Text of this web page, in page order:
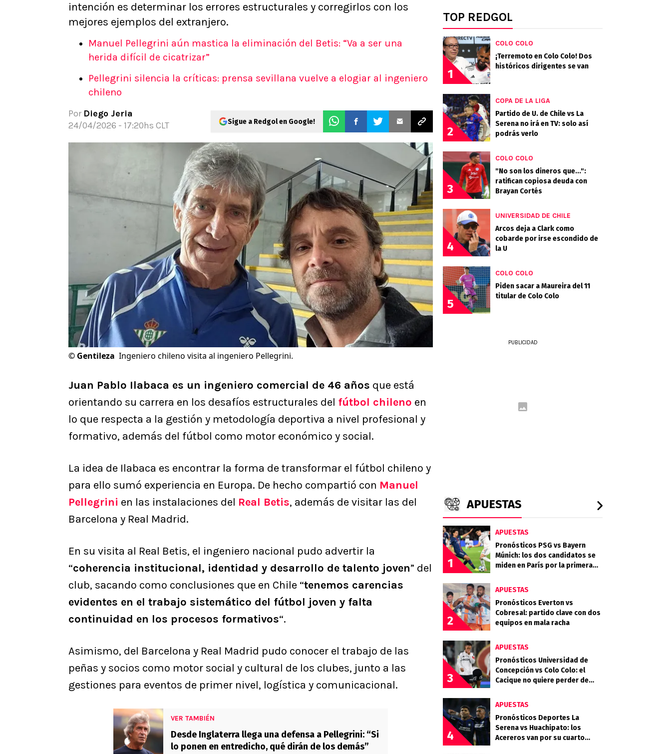
Apuesta del día
Apuestas Mundial 2026
intención es determinar los errores estructurales y corregirlos con los
mejores ejemplos del extranjero.
Manuel Pellegrini aún mastica la eliminación del Betis: “Va a ser una
herida difícil de cicatrizar”
Pellegrini silencia la críticas: prensa sevillana vuelve a elogiar al ingeniero
chileno
Por Diego Jeria
24/04/2026 - 17:20hs CLT
Sigue a Redgol en Google!
© Gentileza Ingeniero chileno visita al ingeniero Pellegrini.
Juan Pablo Ilabaca es un ingeniero comercial de 46 años que está
orientando su carrera en los desafíos estructurales del fútbol chileno en
lo que respecta a la gestión y metodología deportiva a nivel profesional y
formativo, además del fútbol como motor económico y social.
La idea de Ilabaca es encontrar la forma de transformar el fútbol chileno y
para ello sumó experiencia en Europa. De hecho compartió con Manuel
Pellegrini en las instalaciones del Real Betis, además de visitar las del
Barcelona y Real Madrid.
En su visita al Real Betis, el ingeniero nacional pudo advertir la
“coherencia institucional, identidad y desarrollo de talento joven” del
club, sacando como conclusiones que en Chile “tenemos carencias
evidentes en el trabajo sistemático del fútbol joven y falta
continuidad en los procesos formativos“.
Asimismo, del Barcelona y Real Madrid pudo conocer el trabajo de las
peñas y socios como motor social y cultural de los clubes, junto a las
gestiones para eventos de primer nivel, logística y comunicacional.
VER TAMBIÉN
Desde Inglaterra llega una defensa a Pellegrini: “Si
lo ponen en entredicho, qué dirán de los demás”
TOP REDGOL
1
COLO COLO
¡Terremoto en Colo Colo! Dos
históricos dirigentes se van
2
COPA DE LA LIGA
Partido de U. de Chile vs La
Serena no irá en TV: solo así
podrás verlo
3
COLO COLO
"No son los dineros que...":
ratifican copiosa deuda con
Brayan Cortés
4
UNIVERSIDAD DE CHILE
Arcos deja a Clark como
cobarde por irse escondido de
la U
5
COLO COLO
Piden sacar a Maureira del 11
titular de Colo Colo
PUBLICIDAD
APUESTAS
1
APUESTAS
Pronósticos PSG vs Bayern
Múnich: los dos candidatos se
miden en París por la primera
2
APUESTAS
Pronósticos Everton vs
Cobresal: partido clave con dos
equipos en mala racha
3
APUESTAS
Pronósticos Universidad de
Concepción vs Colo Colo: el
Cacique no quiere perder de
4
APUESTAS
Pronósticos Deportes La
Serena vs Huachipato: los
Acereros van por su cuarto